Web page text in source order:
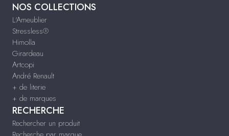
NOS COLLECTIONS
L'Ameublier
Stressless®
Himolla
Girardeau
Artcopi
André Renault
+ de literie
+ de marques
RECHERCHE
Rechercher un produit